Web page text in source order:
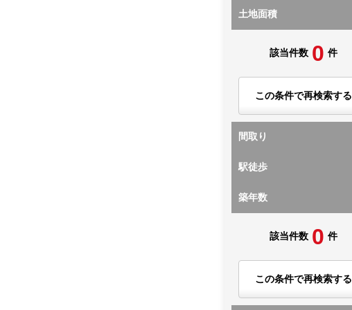
土地面積
該当件数 0 件
この条件で再検索する
間取り
駅徒歩
築年数
該当件数 0 件
この条件で再検索する